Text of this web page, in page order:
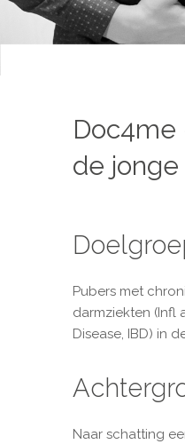
de
Pubers met
darmziekten (Infl
Disease, IBD) in
Naar schatting